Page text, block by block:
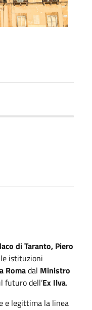
di Taranto, Piero
istituzioni
Romadal Ministro
futuro dell’Ex Ilva.
e legittima la linea